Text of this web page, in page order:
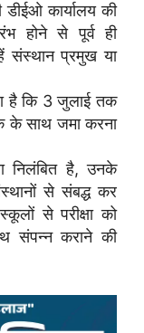
डीईओ कार्यालय की
होने से पूर्व ही
संस्थान प्रमुख या
है कि 3 जुलाई तक
के साथ जमा करना
निलंबित है, उनके
संस्थानों से संबद्ध कर
से परीक्षा को
संपन्न कराने की